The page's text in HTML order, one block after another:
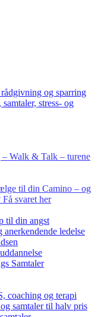
og sparring
stress- og
Walk & Talk – turene
til din Camino – og
Få svaret her
til din angst
ledelse
Samtaler
coaching og terapi
samtaler til halv pris